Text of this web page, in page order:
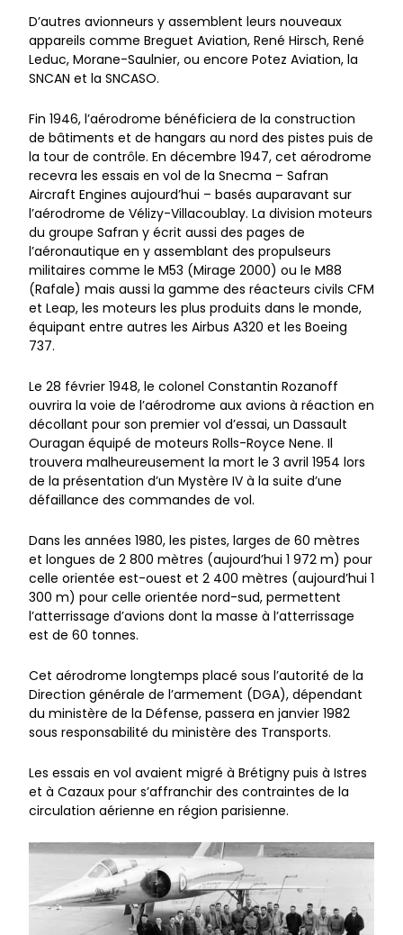
D’autres avionneurs y assemblent leurs nouveaux
appareils comme Breguet Aviation, René Hirsch, René
Leduc, Morane-Saulnier, ou encore Potez Aviation, la
SNCAN et la SNCASO.
Fin 1946, l’aérodrome bénéficiera de la construction
de bâtiments et de hangars au nord des pistes puis de
la tour de contrôle. En décembre 1947, cet aérodrome
recevra les essais en vol de la Snecma – Safran
Aircraft Engines aujourd’hui – basés auparavant sur
l’aérodrome de Vélizy-Villacoublay. La division moteurs
du groupe Safran y écrit aussi des pages de
l’aéronautique en y assemblant des propulseurs
militaires comme le M53 (Mirage 2000) ou le M88
(Rafale) mais aussi la gamme des réacteurs civils CFM
et Leap, les moteurs les plus produits dans le monde,
équipant entre autres les Airbus A320 et les Boeing
737.
Le 28 février 1948, le colonel Constantin Rozanoff
ouvrira la voie de l’aérodrome aux avions à réaction en
décollant pour son premier vol d’essai, un Dassault
Ouragan équipé de moteurs Rolls-Royce Nene. Il
trouvera malheureusement la mort le 3 avril 1954 lors
de la présentation d’un Mystère IV à la suite d’une
défaillance des commandes de vol.
Dans les années 1980, les pistes, larges de 60 mètres
et longues de 2 800 mètres (aujourd’hui 1 972 m) pour
celle orientée est-ouest et 2 400 mètres (aujourd’hui 1
300 m) pour celle orientée nord-sud, permettent
l’atterrissage d’avions dont la masse à l’atterrissage
est de 60 tonnes.
Cet aérodrome longtemps placé sous l’autorité de la
Direction générale de l’armement (DGA), dépendant
du ministère de la Défense, passera en janvier 1982
sous responsabilité du ministère des Transports.
Les essais en vol avaient migré à Brétigny puis à Istres
et à Cazaux pour s’affranchir des contraintes de la
circulation aérienne en région parisienne.